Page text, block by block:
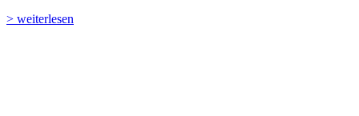
> weiterlesen